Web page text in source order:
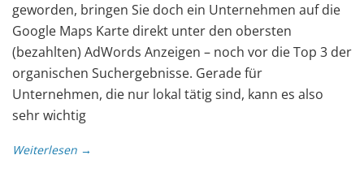
geworden, bringen Sie doch ein Unternehmen auf die
Google Maps Karte direkt unter den obersten
(bezahlten) AdWords Anzeigen – noch vor die Top 3 der
organischen Suchergebnisse. Gerade für
Unternehmen, die nur lokal tätig sind, kann es also
sehr wichtig
Weiterlesen →